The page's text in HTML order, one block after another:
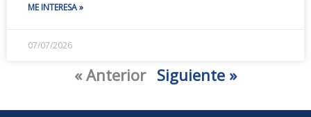
ME INTERESA »
07/07/2026
« Anterior Siguiente »